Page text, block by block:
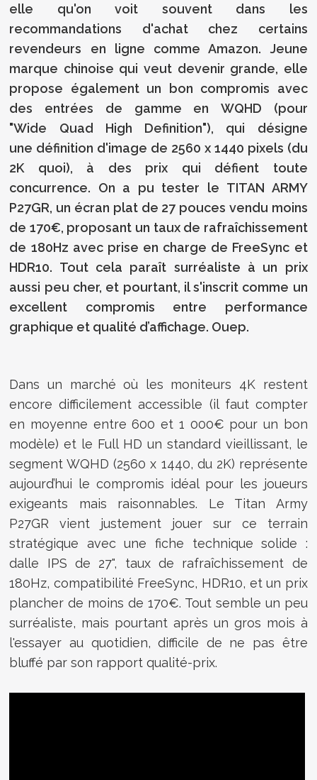
elle qu'on voit souvent dans les
recommandations d'achat chez certains
revendeurs en ligne comme Amazon. Jeune
marque chinoise qui veut devenir grande, elle
propose également un bon compromis avec
des entrées de gamme en WQHD (pour
"Wide Quad High Definition"), qui désigne
une définition d'image de 2560 x 1440 pixels (du
2K quoi), à des prix qui défient toute
concurrence. On a pu tester le TITAN ARMY
P27GR, un écran plat de 27 pouces vendu moins
de 170€, proposant un taux de rafraîchissement
de 180Hz avec prise en charge de FreeSync et
HDR10. Tout cela paraît surréaliste à un prix
aussi peu cher, et pourtant, il s'inscrit comme un
excellent compromis entre performance
graphique et qualité d’affichage. Ouep.
Dans un marché où les moniteurs 4K restent
encore difficilement accessible (il faut compter
en moyenne entre 600 et 1 000€ pour un bon
modèle) et le Full HD un standard vieillissant, le
segment WQHD (2560 x 1440, du 2K) représente
aujourd’hui le compromis idéal pour les joueurs
exigeants mais raisonnables. Le Titan Army
P27GR vient justement jouer sur ce terrain
stratégique avec une fiche technique solide :
dalle IPS de 27", taux de rafraîchissement de
180Hz, compatibilité FreeSync, HDR10, et un prix
plancher de moins de 170€. Tout semble un peu
surréaliste, mais pourtant après un gros mois à
l'essayer au quotidien, difficile de ne pas être
bluffé par son rapport qualité-prix.